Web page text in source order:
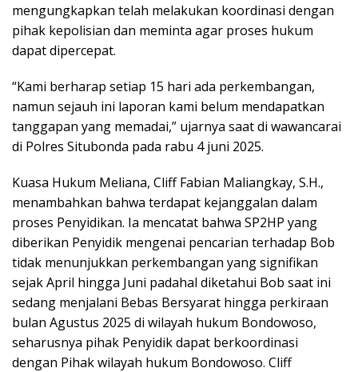
mengungkapkan telah melakukan koordinasi dengan
pihak kepolisian dan meminta agar proses hukum
dapat dipercepat.
“Kami berharap setiap 15 hari ada perkembangan,
namun sejauh ini laporan kami belum mendapatkan
tanggapan yang memadai,” ujarnya saat di wawancarai
di Polres Situbonda pada rabu 4 juni 2025.
Kuasa Hukum Meliana, Cliff Fabian Maliangkay, S.H.,
menambahkan bahwa terdapat kejanggalan dalam
proses Penyidikan. Ia mencatat bahwa SP2HP yang
diberikan Penyidik mengenai pencarian terhadap Bob
tidak menunjukkan perkembangan yang signifikan
sejak April hingga Juni padahal diketahui Bob saat ini
sedang menjalani Bebas Bersyarat hingga perkiraan
bulan Agustus 2025 di wilayah hukum Bondowoso,
seharusnya pihak Penyidik dapat berkoordinasi
dengan Pihak wilayah hukum Bondowoso. Cliff